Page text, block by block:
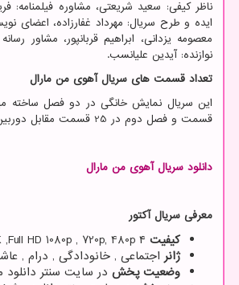
ناظر کیفی: سعید شریعتی، مشاوره فیلمنامه:
ایده و طرح سریال: مهرداد غفارزاده، اعضای
معصومه یزدانی، ابراهیم قربانپور، مشاور
نوازنده: آیدین علیانسب.
تعداد قسمت های سریال آهوی من مارال
قسمت و فصل دوم در 25 قسمت مقابل دوربین خواهد رفت.
دانلود سریال آهوی من مارال
معرفی سریال آکتور
کیفیت ۴ ,Full HD 1080p , 720p, 480p
ژانر اجتماعی , خانودادگی , درام ,
وضعیت پخش در سایت سنتر